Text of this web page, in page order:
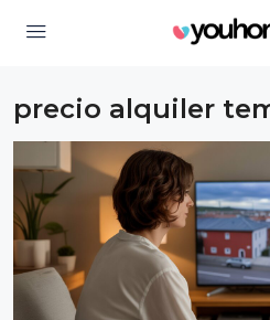
precio alquiler